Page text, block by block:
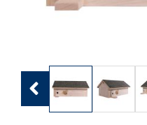
Previous